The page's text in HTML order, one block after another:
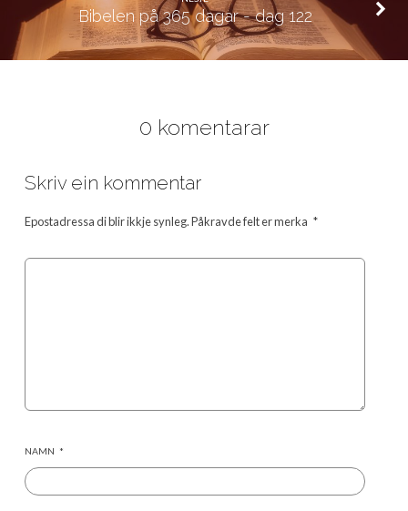
Bibelen på 365 dagar - dag 122
0 komentarar
Skriv ein kommentar
Epostadressa di blir ikkje synleg.Påkravde felt er merka *
NAMN *